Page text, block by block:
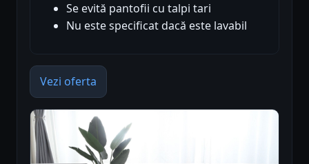
Se evită pantofii cu talpi tari
Nu este specificat dacă este lavabil
Vezi oferta